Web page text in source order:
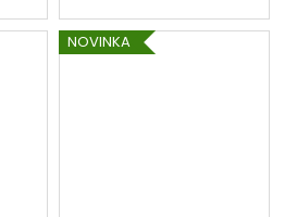
NOVINKA